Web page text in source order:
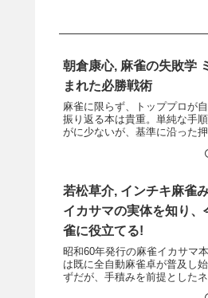
朝倉康心, 麻雀の失敗学
まれた必勝戦術
麻雀に限らず、トッププロが
振り返る本は貴重。単純な手
がに少ないが、基準に沿った
でもミスをするもの。聴牌料
若松草介, インチキ麻雀
イカサマの実体を知り、
雀に役立てる!
昭和60年発行の麻雀イカサマ
は既に全自動麻雀卓が普及し
ずだが、手積みを前提としたネ